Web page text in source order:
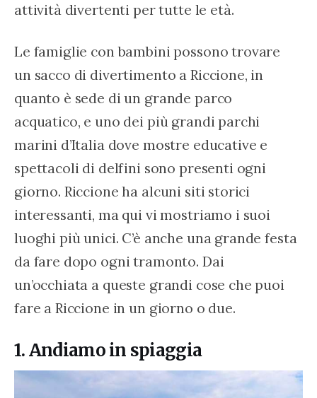
attività divertenti per tutte le età.
Le famiglie con bambini possono trovare
un sacco di divertimento a Riccione, in
quanto è sede di un grande parco
acquatico, e uno dei più grandi parchi
marini d’Italia dove mostre educative e
spettacoli di delfini sono presenti ogni
giorno. Riccione ha alcuni siti storici
interessanti, ma qui vi mostriamo i suoi
luoghi più unici. C’è anche una grande festa
da fare dopo ogni tramonto. Dai
un’occhiata a queste grandi cose che puoi
fare a Riccione in un giorno o due.
1. Andiamo in spiaggia